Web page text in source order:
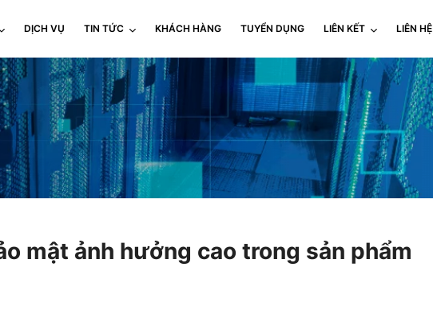
DỊCH VỤ TIN TỨC KHÁCH HÀNG TUYỂN DỤNG LIÊN KẾT LIÊN HỆ
mật ảnh hưởng cao trong sản phẩm